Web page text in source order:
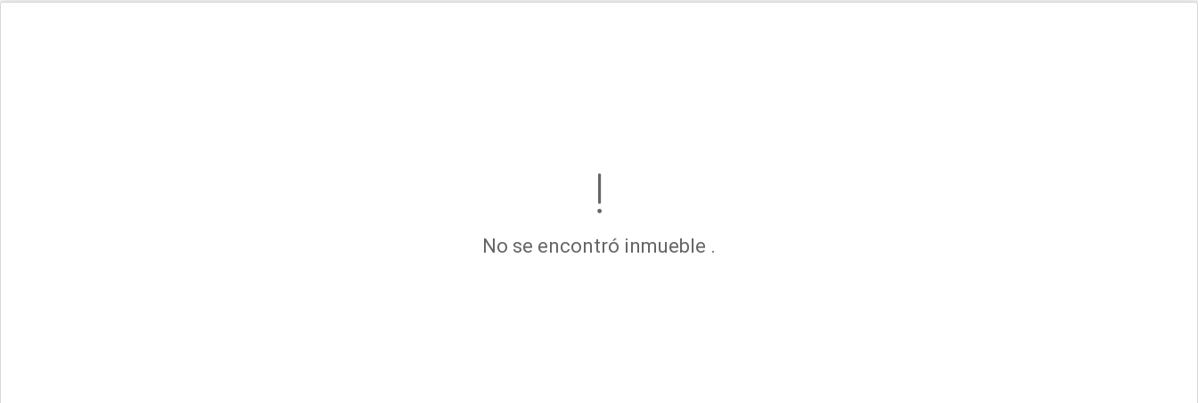
No se encontró inmueble .